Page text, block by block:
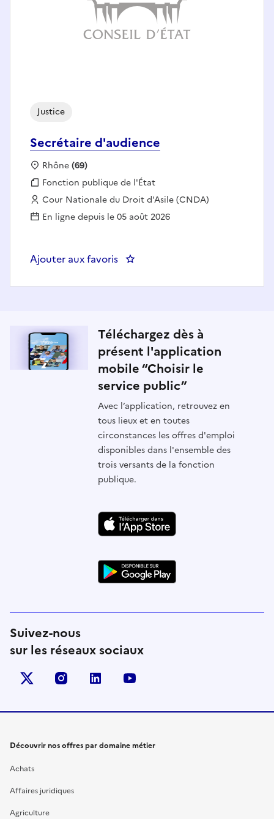
Secrétaire d'audience
Justice
Localisation :
Rhône(69)
Fonction publique :
Fonction publique de l'État
Employeur :
Cour Nationale du Droit d'Asile (CNDA)
En ligne depuis le 05 août 2026
Ajouter aux favoris : Secrétaire d'audience
Téléchargez dès à
présent l'application
mobile “Choisir le
service public”
Avec l’application, retrouvez en
tous lieux et en toutes
circonstances les offres d'emploi
disponibles dans l'ensemble des
trois versants de la fonction
publique.
Suivez-nous
sur les réseaux sociaux
X (anciennement Twitter)
instagramlinkedin
Découvrir nos offres par domaine métier
Achats
Affaires juridiques
Agriculture